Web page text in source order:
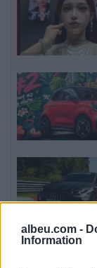
albeu.com -
Information